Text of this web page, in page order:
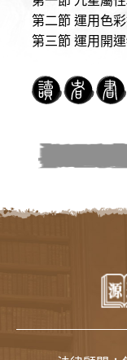
第二節 運用色
第三節 運用開